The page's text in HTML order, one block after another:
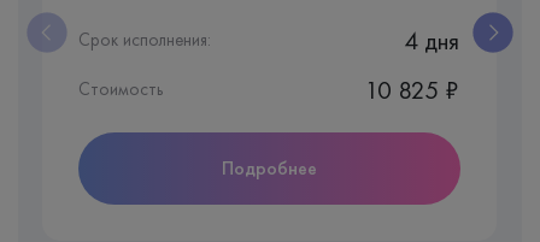
Срок исполнения: 4 дня
Стоимость 10 825 ₽
Подробнее